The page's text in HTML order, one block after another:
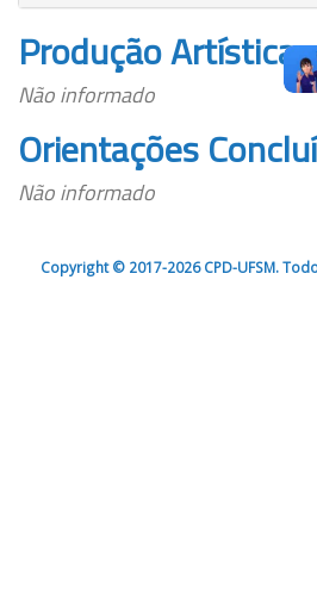
Produção Artística
Não informado
Orientações
Não informado
Copyright © 2017-2026 CPD-UFSM.